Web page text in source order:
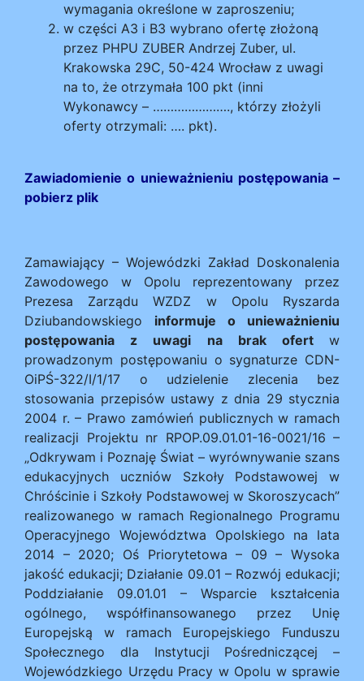
wymagania określone w zaproszeniu;
w części A3 i B3 wybrano ofertę złożoną
przez PHPU ZUBER Andrzej Zuber, ul.
Krakowska 29C, 50-424 Wrocław z uwagi
na to, że otrzymała 100 pkt (inni
Wykonawcy – …………………., którzy złożyli
oferty otrzymali: …. pkt).
Zawiadomienie o unieważnieniu postępowania –
pobierz plik
Zamawiający – Wojewódzki Zakład Doskonalenia
Zawodowego w Opolu reprezentowany przez
Prezesa Zarządu WZDZ w Opolu Ryszarda
Dziubandowskiego informuje o unieważnieniu
postępowania z uwagi na brak ofert w
prowadzonym postępowaniu o sygnaturze CDN-
OiPŚ-322/I/1/17 o udzielenie zlecenia bez
stosowania przepisów ustawy z dnia 29 stycznia
2004 r. – Prawo zamówień publicznych w ramach
realizacji Projektu nr RPOP.09.01.01-16-0021/16 –
„Odkrywam i Poznaję Świat – wyrównywanie szans
edukacyjnych uczniów Szkoły Podstawowej w
Chróścinie i Szkoły Podstawowej w Skoroszycach”
realizowanego w ramach Regionalnego Programu
Operacyjnego Województwa Opolskiego na lata
2014 – 2020; Oś Priorytetowa – 09 – Wysoka
jakość edukacji; Działanie 09.01 – Rozwój edukacji;
Poddziałanie 09.01.01 – Wsparcie kształcenia
ogólnego, współfinansowanego przez Unię
Europejską w ramach Europejskiego Funduszu
Społecznego dla Instytucji Pośredniczącej –
Wojewódzkiego Urzędu Pracy w Opolu w sprawie